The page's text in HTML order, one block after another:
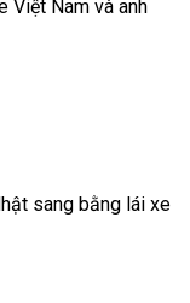
Việt Nam và anh
sang bằng lái xe